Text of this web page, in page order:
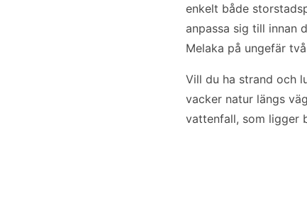
enkelt både
anpassa sig till innan
Melaka på ungefär
Vill du ha strand och
vacker natur längs
vattenfall, som ligger